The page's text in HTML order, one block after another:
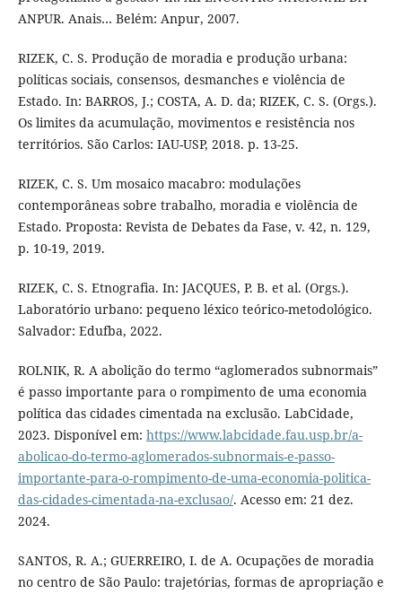
ANPUR. Anais… Belém: Anpur, 2007.
RIZEK, C. S. Produção de moradia e produção urbana:
políticas sociais, consensos, desmanches e violência de
Estado. In: BARROS, J.; COSTA, A. D. da; RIZEK, C. S. (Orgs.).
Os limites da acumulação, movimentos e resistência nos
territórios. São Carlos: IAU-USP, 2018. p. 13-25.
RIZEK, C. S. Um mosaico macabro: modulações
contemporâneas sobre trabalho, moradia e violência de
Estado. Proposta: Revista de Debates da Fase, v. 42, n. 129,
p. 10-19, 2019.
RIZEK, C. S. Etnografia. In: JACQUES, P. B. et al. (Orgs.).
Laboratório urbano: pequeno léxico teórico-metodológico.
Salvador: Edufba, 2022.
ROLNIK, R. A abolição do termo “aglomerados subnormais”
é passo importante para o rompimento de uma economia
política das cidades cimentada na exclusão. LabCidade,
2023. Disponível em: https://www.labcidade.fau.usp.br/a-
abolicao-do-termo-aglomerados-subnormais-e-passo-
importante-para-o-rompimento-de-uma-economia-politica-
das-cidades-cimentada-na-exclusao/. Acesso em: 21 dez.
2024.
SANTOS, R. A.; GUERREIRO, I. de A. Ocupações de moradia
no centro de São Paulo: trajetórias, formas de apropriação e